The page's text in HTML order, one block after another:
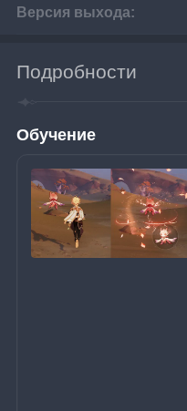
Версия выхода:
Подробности
Обучение